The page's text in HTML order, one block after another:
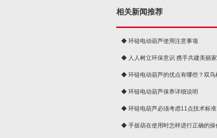
相关新闻推荐
◆ 环链电动葫芦使用注意事项
◆ 人人树立环保意识 携手共建美丽
球◆ 环链电动葫芦的优点有哪些？双鸟
◆ 环链电动葫芦保养详细说明
◆ 环链电葫芦必须考虑11点技术标准
◆ 手扳葫在使用时怎样进行正确的操